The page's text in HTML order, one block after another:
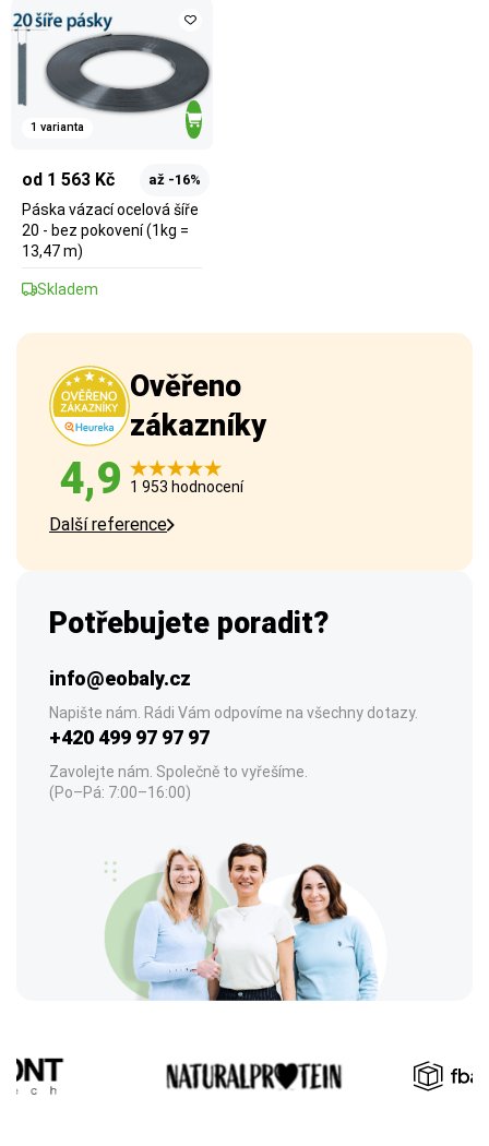
1 varianta
od 1 563 Kč až -16%
Páska vázací ocelová šíře
20 - bez pokovení (1kg =
13,47 m)
Skladem
Ověřeno
zákazníky
4,9 1 953 hodnocení
Další reference
Potřebujete poradit?
info@eobaly.cz
Napište nám. Rádi Vám odpovíme na všechny dotazy.
+420 499 97 97 97
Zavolejte nám. Společně to vyřešíme.
(Po–Pá: 7:00–16:00)